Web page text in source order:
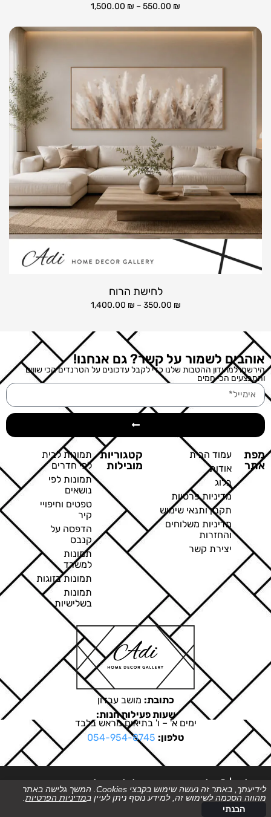
550.00 ₪
–
1,500.00 ₪
לחישת הרוח
350.00 ₪
–
1,400.00 ₪
אוהבים לשמור על קשר? גם אנחנו!
הירשמו למועדון ההטבות שלנו כדי לקבל עדכונים על הטרנדים הכי שווים
והמבצעים הכי חמים
מפת
אתר
עמוד הבית
אודות
בלוג
מדיניות פרטיות
תקנון ותנאי שימוש
מדיניות משלוחים
והחזרות
יצירת קשר
קטגוריות
מובילות
תמונות לבית
לפי חדרים
תמונות לפי
נושאים
טפטים וחיפויי
קיר
הדפסה על
קנבס
תמונות
למשרד
תמונות בזוגות
תמונות
בשלישיות
כתובת: מושב עבדון
שעות פעילות חנות:
ימים א' – ו' בתיאום מראש בלבד
טלפון: 054-954-8745
ט.ל.ח. | © כל הזכויות שמורות לגלריה של עדי
בניית אתרים
לידיעתך, באתר זה נעשה שימוש בקבצי Cookies. המשך גלישה באתר
מהווה הסכמה לשימוש זה, למידע נוסף ניתן לעיין במדיניות הפרטיות
הבנתי